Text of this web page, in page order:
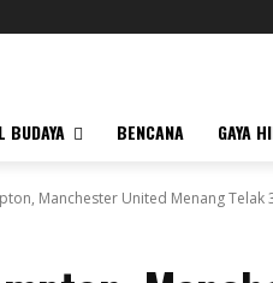
BUDAYA BENCANA GAYA
Manchester United Menang Telak